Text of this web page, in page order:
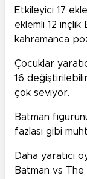
Etkileyici 17
eklemli 12
kahramanca
Çocuklar
16
çok seviyor.
Batman
fazlası gibi
Daha yaratıcı
Batman vs